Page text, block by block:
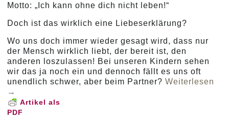
Motto: „Ich kann ohne dich nicht leben!“
Doch ist das wirklich eine Liebeserklärung?
Wo uns doch immer wieder gesagt wird, dass nur
der Mensch wirklich liebt, der bereit ist, den
anderen loszulassen! Bei unseren Kindern sehen
wir das ja noch ein und dennoch fällt es uns oft
unendlich schwer, aber beim Partner?Weiterlesen
→
Artikel als
PDF